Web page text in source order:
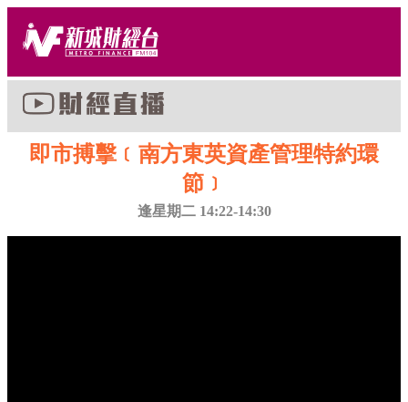
即市搏擊﹝南方東英資產管理特約環
節﹞
逢星期二 14:22-14:30